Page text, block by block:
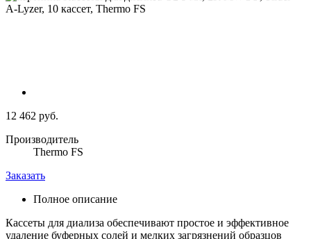
12 462 руб.
Производитель
Thermo FS
Заказать
Полное описание
Кассеты для диализа обеспечивают простое и эффективное
удаление буферных солей и мелких загрязнений образцов